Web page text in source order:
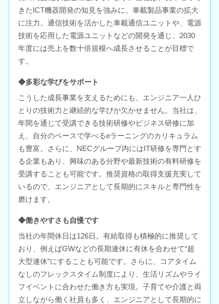
きたICT機器開発の知見を強みに、車載製品事業の拡大
に注力。通信技術を活かした車載通信ユニットや、電源
技術を応用した電源ユニットなどの開発を通じ、2030
年度には売上を数十倍規模へ成長させることが目標で
す。
◆多彩な学びをサポート
こうした成長事業を支えるためにも、エンジニア一人ひ
とりの技術力と継続的な学びが欠かせません。当社は、
年間を通じて受講できる技術研修やビジネス研修に加
え、自分のペースで学べるeラーニングのカリキュラム
も豊富。さらに、NECグループ内にはIT研修を専門とす
る企業もあり、興味のある分野や最新技術の有料研修を
受講することも可能です。推奨資格の取得支援充実して
いるので、エンジニアとして長期的にスキルと専門性を
磨けます。
◆働きやすさも自慢です
当社の年間休日は126日。有給取得も積極的に推奨して
おり、例えばGWなどの長期連休に有休を合わせて“超
大型連休”にすることも可能です。さらに、コアタイム
なしのフレックスタイム制度により、生活リズムやライ
フイベントに合わせた働き方も実現。子育てや介護と両
立しながら働く社員も多く、エンジニアとして長期的に